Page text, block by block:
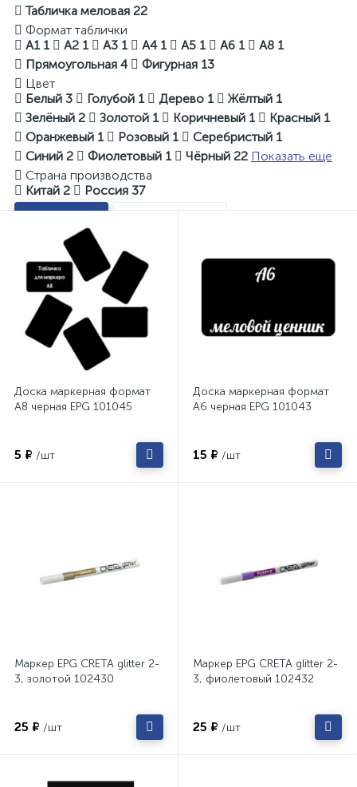
Табличка меловая 22
Формат таблички
A1 1 A2 1 A3 1 A4 1 A5 1 A6 1 А8 1
Прямоугольная 4 Фигурная 13
Цвет
Белый 3 Голубой 1 Дерево 1 Жёлтый 1
Зелёный 2 Золотой 1 Коричневый 1 Красный 1
Оранжевый 1 Розовый 1 Серебристый 1
Синий 2 Фиолетовый 1 Чёрный 22 Показать еще
Страна производства
Китай 2 Россия 37
Доска маркерная формат
А8 черная EPG 101045
5 ₽ /шт
Доска маркерная формат
А6 черная EPG 101043
15 ₽ /шт
Маркер EPG CRETA glitter 2-
3, золотой 102430
25 ₽ /шт
Маркер EPG CRETA glitter 2-
3, фиолетовый 102432
25 ₽ /шт